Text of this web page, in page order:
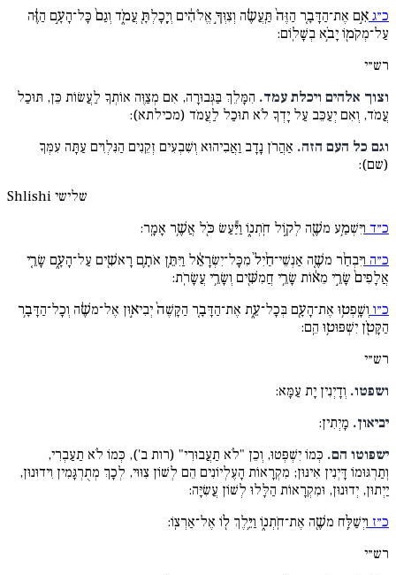
כ״ג אִ֣ם אֶת־הַדָּבָ֤ר הַזֶּה֙ תַּֽעֲשֶׂ֔ה וְצִוְּךָ֣ אֱלֹהִ֔ים וְיָֽכָלְתָּ֖ עֲמֹ֑ד וְגַם֙ כָּל־הָעָ֣ם הַזֶּ֔ה
עַל־מְקֹמ֖וֹ יָבֹ֥א בְשָׁלֽוֹם:
רש״י
וצוך אלהים ויכלת עמד. הִמָּלֵךְ בַּגְּבוּרָה, אִם מְצַוֶּה אוֹתְךָ לַעֲשׂוֹת כֵּן, תּוּכַל
עֲמֹד, וְאִם יְעַכֵּב עַל יָדְךָ לֹא תוּכַל לַעֲמֹד (מכילתא):
וגם כל העם הזה. אַהֲרֹן נָדָב וַאֲבִיהוּא וְשִׁבְעִים זְקֵנִים הַנִּלְוִים עַתָּה עִמְּךָ
(שם):
Shlishi שלישי
כ״ד וַיִּשְׁמַ֥ע משֶׁ֖ה לְק֣וֹל חֹֽתְנ֑וֹ וַיַּ֕עַשׂ כֹּ֖ל אֲשֶׁ֥ר אָמָֽר:
כ״ה וַיִּבְחַ֨ר משֶׁ֤ה אַנְשֵׁי־חַ֨יִל֙ מִכָּל־יִשְׂרָאֵ֔ל וַיִּתֵּ֥ן אֹתָ֛ם רָאשִׁ֖ים עַל־הָעָ֑ם שָׂרֵ֤י
אֲלָפִים֙ שָׂרֵ֣י מֵא֔וֹת שָׂרֵ֥י חֲמִשִּׁ֖ים וְשָׂרֵ֥י עֲשָׂרֹֽת:
כ״ו וְשָֽׁפְט֥וּ אֶת־הָעָ֖ם בְּכָל־עֵ֑ת אֶת־הַדָּבָ֤ר הַקָּשֶׁה֙ יְבִיא֣וּן אֶל־משֶׁ֔ה וְכָל־הַדָּבָ֥ר
הַקָּטֹ֖ן יִשְׁפּוּט֥וּ הֵֽם:
רש״י
ושפטו. וְדָיְנִין יָת עַמָּא:
יביאון. מָיְתִין:
ישפוטו הם. כְּמוֹ יִשְׁפְּטוּ, וְכֵן "לֹא תַעֲבוּרִי" (רות ב'), כְּמוֹ לֹא תַעַבְרִי,
וְתַרְגּוּמוֹ דָּיְנִין אִינּוּן; מִקְרָאוֹת הָעֶלְיוֹנִים הֵם לְשׁוֹן צִוּוּי, לְכָךְ מְתֻרְגָּמִין וִידוּנוּן,
יַיְתוּן, יְדוּנוּן, וּמִקְרָאוֹת הַלָּלוּ לְשׁוֹן עֲשִׂיָּה:
כ״ז וַיְשַׁלַּ֥ח משֶׁ֖ה אֶת־חֹֽתְנ֑וֹ וַיֵּ֥לֶךְ ל֖וֹ אֶל־אַרְצֽוֹ:
רש״י